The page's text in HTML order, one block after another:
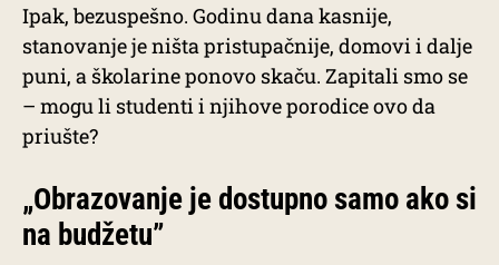
Ipak, bezuspešno. Godinu dana kasnije,
stanovanje je ništa pristupačnije, domovi i dalje
puni, a školarine ponovo skaču. Zapitali smo se
– mogu li studenti i njihove porodice ovo da
priušte?
„Obrazovanje je dostupno samo ako si
na budžetu”